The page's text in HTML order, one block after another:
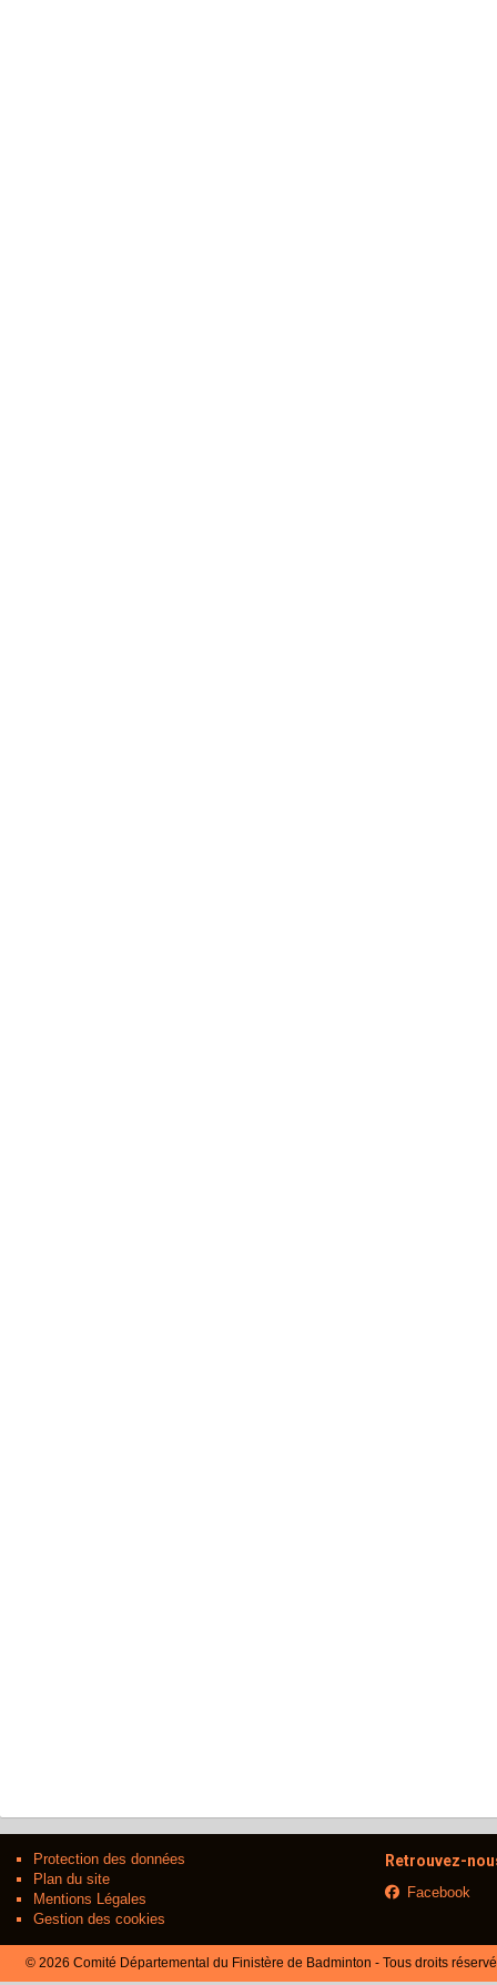
Protection des données
Plan du site
Mentions Légales
Gestion des cookies
Retrouvez-
Facebook
© 2026 Comité Départemental du Finistère de Badminton - Tous droits